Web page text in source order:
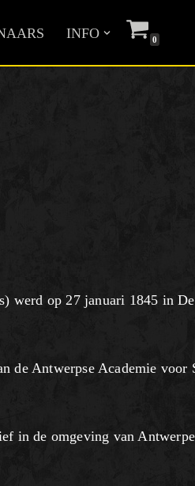
INFO 0
werd op 27 januari 1845 in
de Antwerpse Academie voor
in de omgeving van